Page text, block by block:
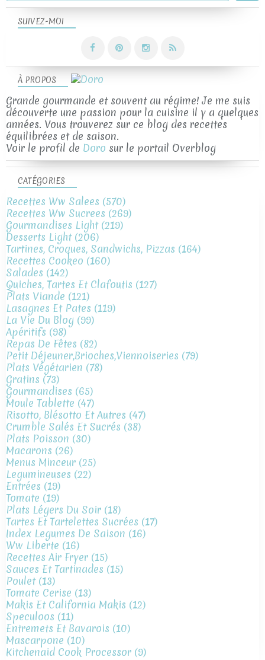
SUIVEZ-MOI
À PROPOS
Grande gourmande et souvent au régime! Je me suis
découverte une passion pour la cuisine il y a quelques
années. Vous trouverez sur ce blog des recettes
équilibrées et de saison.
Voir le profil de Doro sur le portail Overblog
CATÉGORIES
Recettes Ww Salees (570)
Recettes Ww Sucrees (269)
Gourmandises Light(219)
Desserts Light(206)
Tartines, Croques, Sandwichs, Pizzas (164)
Recettes Cookeo (160)
Salades (142)
Quiches, Tartes Et Clafoutis (127)
Plats Viande (121)
Lasagnes Et Pates (119)
La Vie Du Blog (99)
Apéritifs (98)
Repas De Fêtes (82)
Petit Déjeuner,brioches,viennoiseries (79)
Plats Végétarien (78)
Gratins (73)
Gourmandises (65)
Moule Tablette (47)
Risotto, Blésotto Et Autres (47)
Crumble Salés Et Sucrés (38)
Plats Poisson (30)
Macarons (26)
Menus Minceur (25)
Legumineuses (22)
Entrées (19)
Tomate (19)
Plats Légers Du Soir (18)
Tartes Et Tartelettes Sucrées (17)
Index Legumes De Saison (16)
Ww Liberte (16)
Recettes Air Fryer (15)
Sauces Et Tartinades (15)
Poulet(13)
Tomate Cerise (13)
Makis Et California Makis (12)
Speculoos (11)
Entremets Et Bavarois (10)
Mascarpone (10)
Kitchenaid Cook Processor (9)